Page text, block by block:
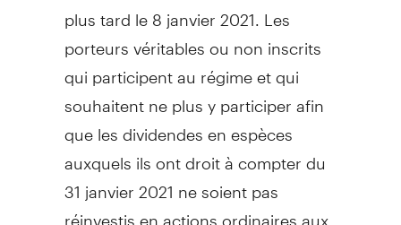
plus tard le 8 janvier 2021. Les
porteurs véritables ou non inscrits
qui participent au régime et qui
souhaitent ne plus y participer afin
que les dividendes en espèces
auxquels ils ont droit à compter du
31 janvier 2021 ne soient pas
réinvestis en actions ordinaires aux